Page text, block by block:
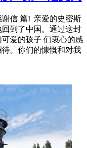
信 篇1 亲爱的史密斯
到了中国。通过这封
爱的孩子 们衷心的感
。你们的慷慨和对我